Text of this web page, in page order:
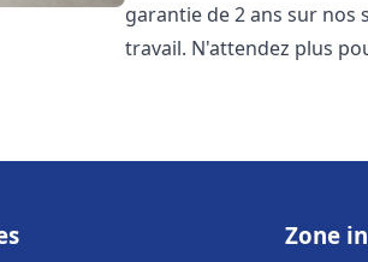
garantie de 2 ans sur
travail. N'attendez plus
Zone